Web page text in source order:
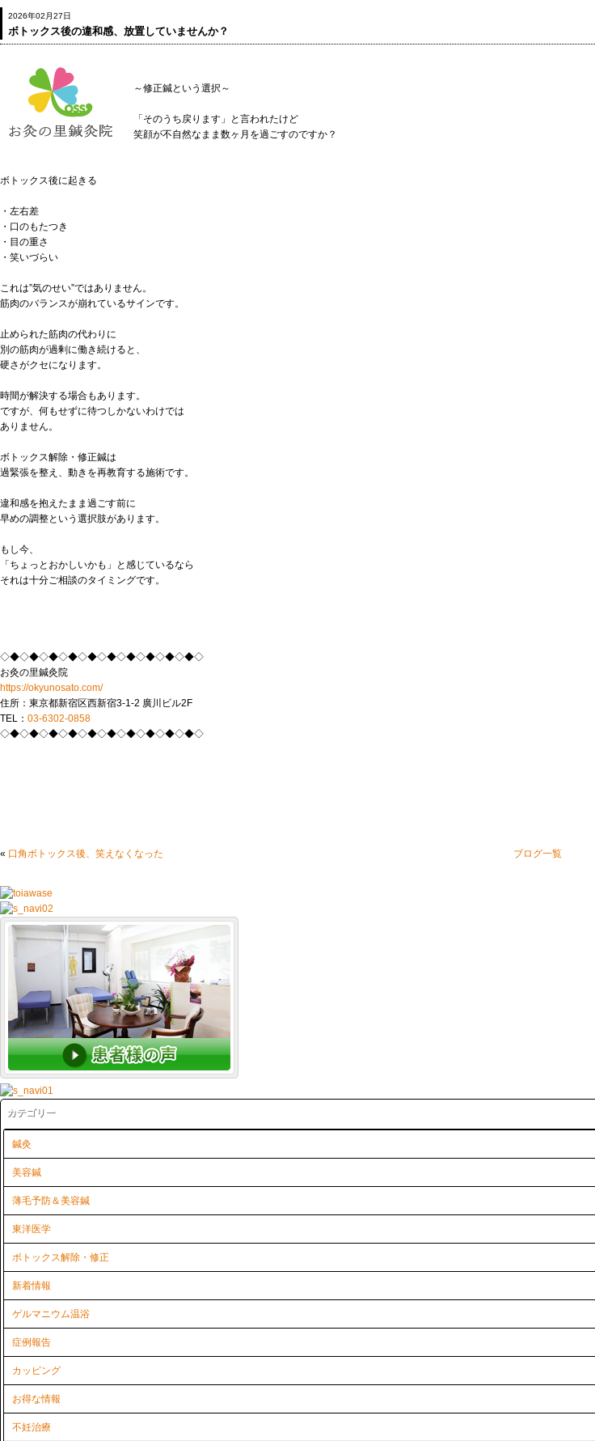
2026年02月27日
ボトックス後の違和感、放置していませんか？
～修正鍼という選択～
「そのうち戻ります」と言われたけど
笑顔が不自然なまま数ヶ月を過ごすのですか？
ボトックス後に起きる
・左右差
・口のもたつき
・目の重さ
・笑いづらい
これは”気のせい”ではありません。
筋肉のバランスが崩れているサインです。
止められた筋肉の代わりに
別の筋肉が過剰に働き続けると、
硬さがクセになります。
時間が解決する場合もあります。
ですが、何もせずに待つしかないわけでは
ありません。
ボトックス解除・修正鍼は
過緊張を整え、動きを再教育する施術です。
違和感を抱えたまま過ごす前に
早めの調整という選択肢があります。
もし今、
「ちょっとおかしいかも」と感じているなら
それは十分ご相談のタイミングです。
◇◆◇◆◇◆◇◆◇◆◇◆◇◆◇◆◇◆◇◆◇
お灸の里鍼灸院
https://okyunosato.com/
住所：東京都新宿区西新宿3-1-2 廣川ビル2F
TEL： 03-6302-0858
◇◆◇◆◇◆◇◆◇◆◇◆◇◆◇◆◇◆◇◆◇
« 口角ボトックス後、笑えなくなった ブログ一覧
カテゴリー
鍼灸
美容鍼
薄毛予防＆美容鍼
東洋医学
ボトックス解除・修正
新着情報
ゲルマニウム温浴
症例報告
カッピング
お得な情報
不妊治療